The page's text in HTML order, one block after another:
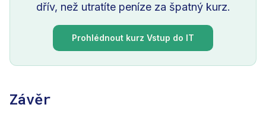
dřív, než utratíte peníze za špatný kurz.
Prohlédnout kurz Vstup do IT
Závěr